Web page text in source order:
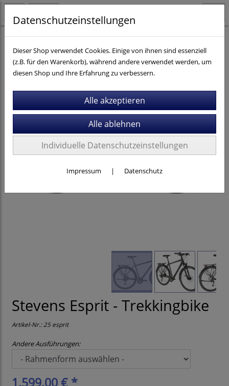
Fahrräder City- / Trekking Stevens
Stevens Esprit - Trekkingbike
Artikel-Nr.:25 esprit
Andere Ausführungen:
1.599,00 € *
Datenschutzeinstellungen
Dieser Shop verwendet Cookies. Einige von ihnen sind essenziell
(z.B. für den Warenkorb), während andere verwendet werden, um
diesen Shop und Ihre Erfahrung zu verbessern.
Individuelle Datenschutzeinstellungen
Impressum | Datenschutz